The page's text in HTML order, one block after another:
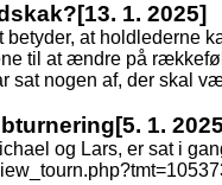
[13. 1. 2025]
betyder, at holdlederne
til at ændre på
sat nogen af, der skal
[5. 1.
og Lars, er sat i